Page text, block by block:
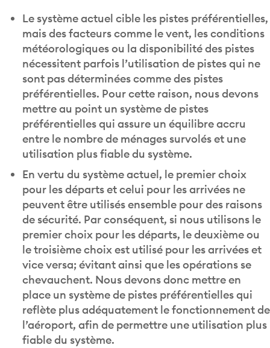
Le système actuel cible les pistes préférentielles,
mais des facteurs comme le vent, les conditions
météorologiques ou la disponibilité des pistes
nécessitent parfois l’utilisation de pistes qui ne
sont pas déterminées comme des pistes
préférentielles. Pour cette raison, nous devons
mettre au point un système de pistes
préférentielles qui assure un équilibre accru
entre le nombre de ménages survolés et une
utilisation plus fiable du système.
En vertu du système actuel, le premier choix
pour les départs et celui pour les arrivées ne
peuvent être utilisés ensemble pour des raisons
de sécurité. Par conséquent, si nous utilisons le
premier choix pour les départs, le deuxième ou
le troisième choix est utilisé pour les arrivées et
vice versa; évitant ainsi que les opérations se
chevauchent. Nous devons donc mettre en
place un système de pistes préférentielles qui
reflète plus adéquatement le fonctionnement de
l’aéroport, afin de permettre une utilisation plus
fiable du système.